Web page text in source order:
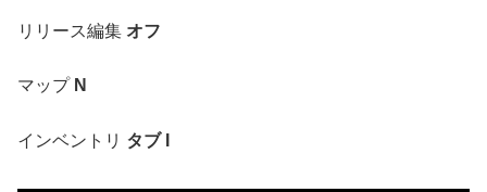
リリース編集 オフ
マップ N
インベントリ タブ I